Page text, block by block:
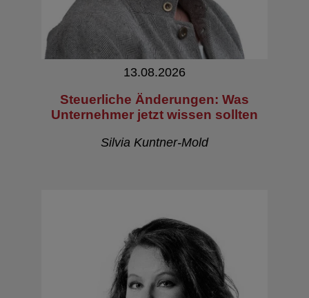
13.08.2026
Steuerliche Änderungen: Was
Unternehmer jetzt wissen sollten
Silvia Kuntner-Mold